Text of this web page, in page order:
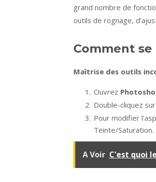
grand nombre de
outils de rognage,
Comment
Maîtrise des outils
Ouvrez
Double-cliquez
Pour modifier
Teinte/Saturation.
A Voir C'est quoi